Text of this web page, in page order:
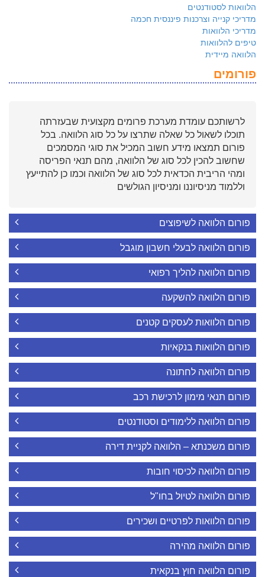
הלוואות לסטודנטים
מדריכי קנייה וצרכנות פיננסית חכמה
מדריכי הלוואות
טיפים להלוואות
הלוואה מיידית
פורומים
לרשותכם עומדת מערכת פרומים מקצועית שבעזרתה
תוכלו לשאול כל שאלה שתרצו על כל סוג הלוואה. בכל
פורום תמצאו מידע חשוב המכיל את סוגי המסמכים
שחשוב להכין לכל סוג של הלוואה, מהם תנאי הפריסה
ומהי הריבית הכדאית לכל סוג של הלוואה וכמו כן להתייעץ
וללמוד מניסיוננו ומניסיון הגולשים
פורום הלוואה לשיפוצים
פורום הלוואה לבעלי חשבון מוגבל
פורום הלוואה להליך רפואי
פורום הלוואה להשקעה
פורום הלוואות לעסקים קטנים
פורום הלוואות בנקאיות
פורום הלוואה לחתונה
פורום תנאי מימון לרכישת רכב
פורום הלוואה ללימודים וסטודנטים
פורום משכנתא – הלוואה לקניית דירה
פורום הלוואה לכיסוי חובות
פורום הלוואה לטיול בחו"ל
פורום הלוואות לפרטיים ושכירים
פורום הלוואה מהירה
פורום הלוואה חוץ בנקאית